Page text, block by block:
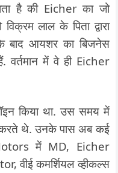
है की Eicher का जो
लाल के पिता द्वारा
बाद आयशर का बिजनेस
वर्तमान में वे ही Eicher
किया था. उस समय में
थे. उनके पास अब कई
में MD, Eicher
वीई कमर्शियल व्हीकल्स